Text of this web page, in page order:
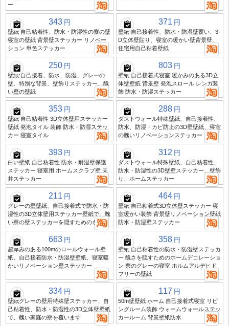
ー
343 円
壁紙 自己粘着性、防水・防湿性の寮の壁
寝室の壁紙 背景壁ステッカー リノベー
ション 単色ステッカー
371 円
壁紙 自己接着性、防水・防湿壁覆い、3
D立体壁貼り、寝室の暖かい壁背景壁、
住宅用自己粘着壁紙
250 円
壁紙:自己接着、防水、防湿、グレーの
壁、特別な背景、壁飾りステッカー、醜
い壁の壁紙
803 円
壁紙 自己接着式寝室 暖かみのある3D立
体壁壁紙 背景壁 発泡スロール レンガ装
飾 防水・防湿ステッカー
353 円
壁紙 自己粘着性 3D立体壁用ステッカー
壁紙 発泡タイル 装飾 防水・防湿ステッ
カー 寝室タイル
288 円
ダストウォール特殊壁紙、自己接着性、
防水、防湿・カビ防止の3D壁壁紙、寝室
の醜いリノベーションステッカー
393 円
白い壁紙 自己粘着性 防水・耐湿壁保護
ステッカー 寝室用 ホームスクラブ壁 天
井ステッカー
312 円
ダストウォール特殊壁紙、自己粘着性、
防水・防湿性の3D壁壁ステッカー、壁飾
り、ホームステッカー
211 円
グレーの壁壁紙、自己接着式で防水・防
湿性の3D立体壁用ステッカー壁紙で、醜
い寮の壁ステッカーを隠すためのもの
464 円
壁紙 自己粘着式3D立体壁ステッカー 寝
室暖かい装飾 背景壁リノベーション壁紙
防水・防湿壁ステッカー
663 円
超厚みのある100mのロールウォール壁
紙、自己接着防水・防湿壁壁紙、寝室暖
かいリノベーション壁ステッカー
358 円
壁紙 自己粘着性の防水・防湿壁ステッカ
ー 醜さを隠すためのホームデコレーショ
ン 寮のグレーの寝室 ホルムアルデヒド
フリーの壁紙
334 円
壁紙グレーの壁用特殊壁ステッカー、自
己粘着性、防水・防湿性の3D立体壁壁紙
で、醜い家庭の寮を覆います
117 円
50m壁壁紙 ホーム 自己接着式寝室 リビ
ングルーム装飾 ウォームウォールステッ
カールーム 背景壁紙防水